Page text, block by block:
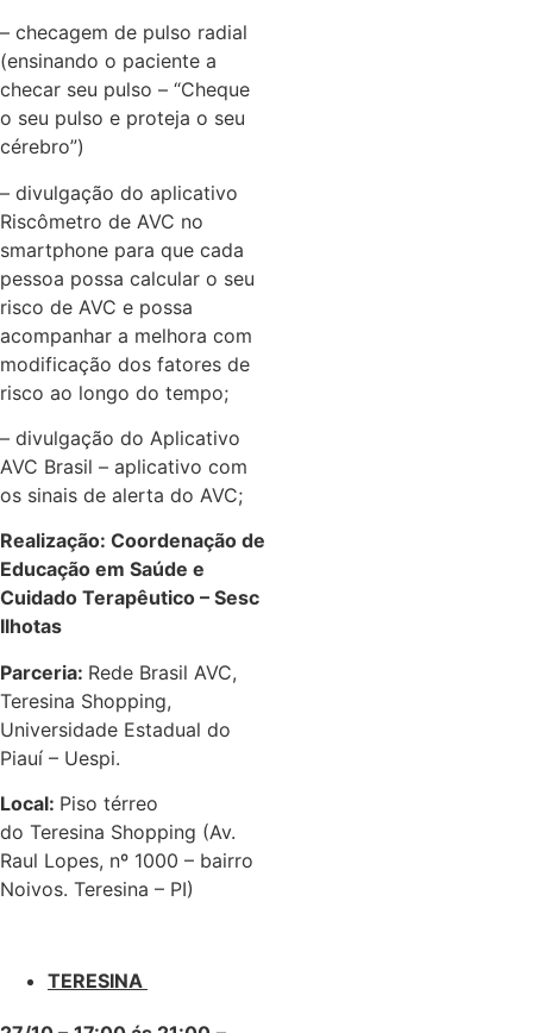
– checagem de pulso radial
(ensinando o paciente a
checar seu pulso – “Cheque
o seu pulso e proteja o seu
cérebro”)
– divulgação do aplicativo
Riscômetro de AVC no
smartphone para que cada
pessoa possa calcular o seu
risco de AVC e possa
acompanhar a melhora com
modificação dos fatores de
risco ao longo do tempo;
– divulgação do Aplicativo
AVC Brasil – aplicativo com
os sinais de alerta do AVC;
Realização: Coordenação de
Educação em Saúde e
Cuidado Terapêutico – Sesc
Ilhotas
Parceria: Rede Brasil AVC,
Teresina Shopping,
Universidade Estadual do
Piauí – Uespi.
Local: Piso térreo
do Teresina Shopping (Av.
Raul Lopes, nº 1000 – bairro
Noivos. Teresina – PI)
TERESINA